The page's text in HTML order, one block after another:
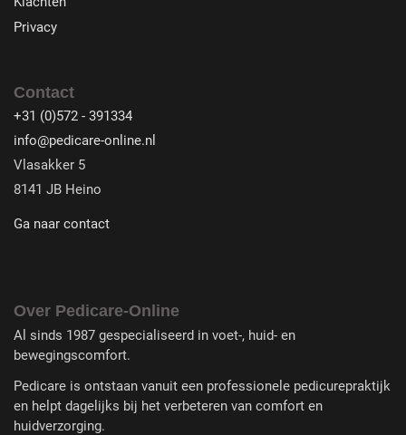
Privacy
Contact
+31 (0)572 - 391334
info@pedicare-online.nl
Vlasakker 5
8141 JB Heino
Ga naar contact
Over Pedicare-Online
Al sinds 1987 gespecialiseerd in voet-, huid- en
bewegingscomfort.
Pedicare is ontstaan vanuit een professionele pedicurepraktijk
en helpt dagelijks bij het verbeteren van comfort en
huidverzorging.